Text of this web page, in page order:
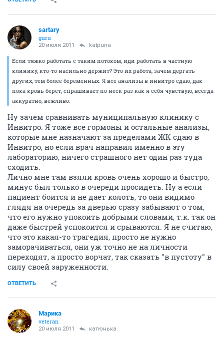
sartary
guru
20 июля 2011 katpuna
Если тяжко работать с таким потоком, иди работать в частную
клинику, кто-то насильно держит? Это их работа, зачем дергать
других, тем более беременных. Я все анализы в инвитро сдаю, дак
пока кровь берет, спрашивает по неск раз как я себя чувствую, всегда
аккуратно, вежливо.
Ну зачем сравнивать муниципальную клинику с
Инвитро. Я тоже все гормоны и остальные анализы,
которые мне назначают за пределами ЖК сдаю в
Инвитро, но если врач направил именно в эту
лабораторию, ничего страшного нет один раз туда
сходить.
Лично мне там взяли кровь очень хорошо и быстро,
минус был только в очереди просидеть. Ну а если
пациент боится и не дает колоть, то они видимо
глядя на очередь за дверью сразу забывают о том,
что его нужно упокоить добрыми словами, т.к. так он
даже быстрей успокоится и срываются. Я не считаю,
что это какая-то трагедия, просто не нужно
заморачиваться, они уж точно не на личности
переходят, а просто ворчат, так сказать "в пустоту" в
силу своей заруженности.
ОТВЕТИТЬ
Марика
veteran
20 июля 2011 катюнька